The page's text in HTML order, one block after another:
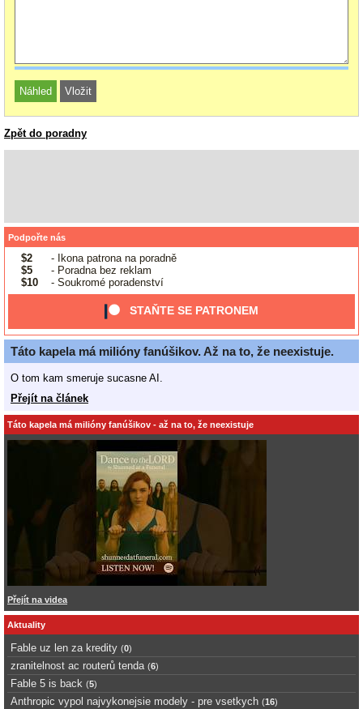
Zpět do poradny
Podpořte nás
$2
- Ikona patrona na poradně
$5
- Poradna bez reklam
$10
- Soukromé poradenství
STAŇTE SE PATRONEM
Táto kapela má milióny fanúšikov. Až na to, že neexistuje.
O tom kam smeruje sucasne AI.
Přejít na článek
Táto kapela má milióny fanúšikov - až na to, že neexistuje
Přejít na videa
Aktuality
Fable uz len za kredity (0)
zranitelnost ac routerů tenda (6)
Fable 5 is back (5)
Anthropic vypol najvykonejsie modely - pre vsetkych (16)